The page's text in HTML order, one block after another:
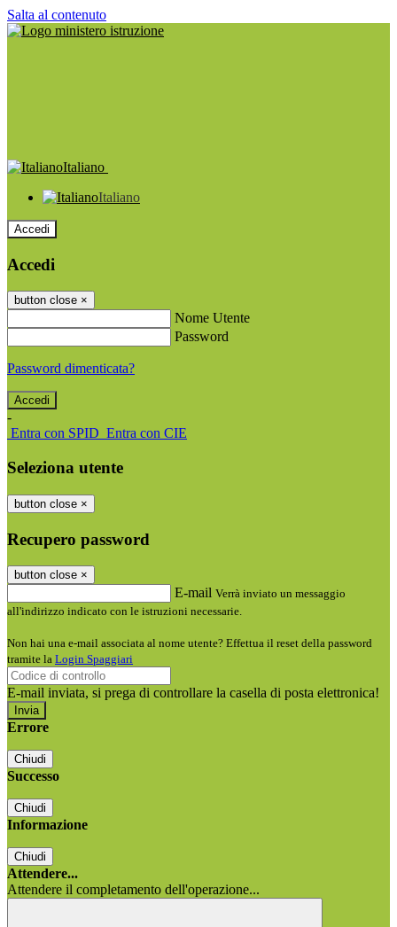
Salta al contenuto
Italiano
Italiano
Accedi
Accedi
button close ×
Nome Utente
Password
Password dimenticata?
-
Entra con SPID Entra con CIE
Seleziona utente
button close ×
Recupero password
button close ×
E-mail Verrà inviato un messaggio
all'indirizzo indicato con le istruzioni necessarie.
Non hai una e-mail associata al nome utente? Effettua il reset della password
tramite la Login Spaggiari
E-mail inviata, si prega di controllare la casella di posta elettronica!
Errore
Chiudi
Successo
Chiudi
Informazione
Chiudi
Attendere...
Attendere il completamento dell'operazione...